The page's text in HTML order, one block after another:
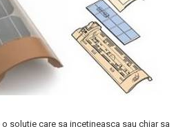
solutie care sa incetineasca sau chiar sa